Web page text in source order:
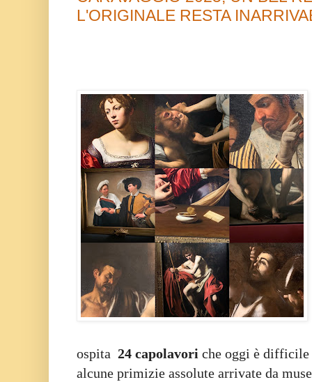
L'ORIGINALE RESTA
ospita 24 capolavori che oggi è difficile
alcune primizie assolute arrivate da